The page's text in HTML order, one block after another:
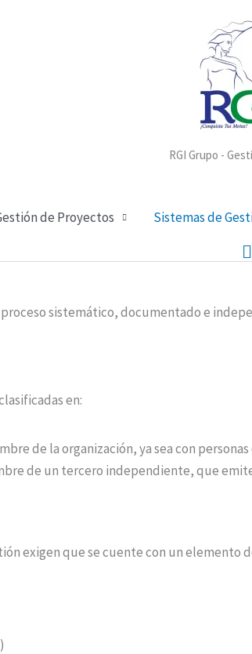
RGI Grupo -
de Proyectos Sistemas de
sistemático, documentado e
en:
de la organización, ya sea con
de un tercero independiente, que
exigen que se cuente con un